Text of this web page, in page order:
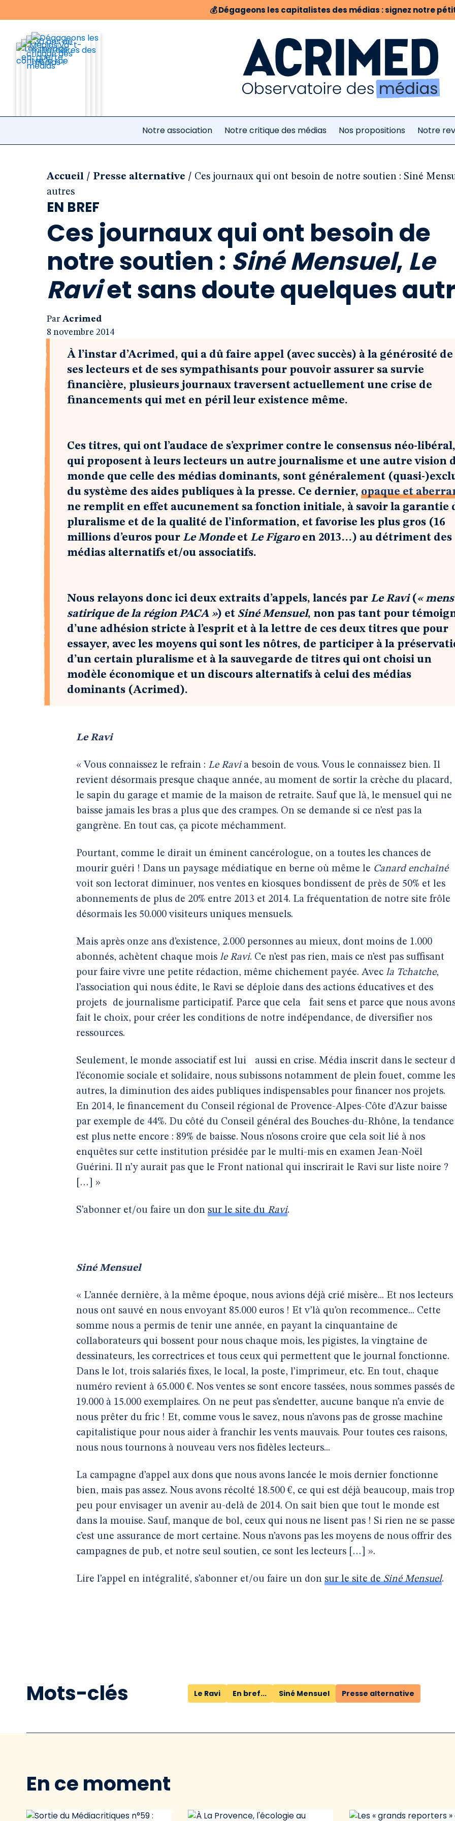
💰Dégageons les capitalistes des médias : signez notre
Notre association Notre critique des médias Nos propositions Notre
Accueil / Presse alternative / Ces journaux qui ont besoin de notre soutien : Siné
autres
EN BREF
Ces journaux qui ont besoin de
notre soutien : Siné Mensuel, Le
Raviet sans doute quelques
Par Acrimed
8 novembre 2014
À l’instar d’Acrimed, qui a dû faire appel (avec succès) à la générosité de
ses lecteurs et de ses sympathisants pour pouvoir assurer sa survie
financière, plusieurs journaux traversent actuellement une crise de
financements qui met en péril leur existence même.
Ces titres, qui ont l’audace de s’exprimer contre le consensus néo-
qui proposent à leurs lecteurs un autre journalisme et une autre vision
monde que celle des médias dominants, sont généralement (quasi-
du système des aides publiques à la presse. Ce dernier, opaque et
ne remplit en effet aucunement sa fonction initiale, à savoir la garantie
pluralisme et de la qualité de l’information, et favorise les plus gros (16
millions d’euros pour Le Mondeet Le Figaroen 2013…) au détriment des
médias alternatifs et/ou associatifs.
Nous relayons donc ici deux extraits d’appels, lancés par Le Ravi(«
satirique de la région PACA ») et Siné Mensuel, non pas tant pour
d’une adhésion stricte à l’esprit et à la lettre de ces deux titres que pour
essayer, avec les moyens qui sont les nôtres, de participer à la
d’un certain pluralisme et à la sauvegarde de titres qui ont choisi un
modèle économique et un discours alternatifs à celui des médias
dominants (Acrimed).
Le Ravi
« Vous connaissez le refrain : Le Ravia besoin de vous. Vous le connaissez bien. Il
revient désormais presque chaque année, au moment de sortir la crèche du placard,
le sapin du garage et mamie de la maison de retraite. Sauf que là, le mensuel qui ne
baisse jamais les bras a plus que des crampes. On se demande si ce n’est pas la
gangrène. En tout cas, ça picote méchamment.
Pourtant, comme le dirait un éminent cancérologue, on a toutes les chances de
mourir guéri ! Dans un paysage médiatique en berne où même le Canard enchaîné
voit son lectorat diminuer, nos ventes en kiosques bondissent de près de 50% et les
abonnements de plus de 20% entre 2013 et 2014. La fréquentation de notre site frôle
désormais les 50.000 visiteurs uniques mensuels.
Mais après onze ans d’existence, 2.000 personnes au mieux, dont moins de 1.000
abonnés, achètent chaque mois le Ravi. Ce n’est pas rien, mais ce n’est pas suffisant
pour faire vivre une petite rédaction, même chichement payée. Avec la Tchatche,
l’association qui nous édite, le Ravi se déploie dans des actions éducatives et des
projets de journalisme participatif. Parce que cela fait sens et parce que nous
fait le choix, pour créer les conditions de notre indépendance, de diversifier nos
ressources.
Seulement, le monde associatif est lui aussi en crise. Média inscrit dans le secteur
l’économie sociale et solidaire, nous subissons notamment de plein fouet, comme les
autres, la diminution des aides publiques indispensables pour financer nos projets.
En 2014, le financement du Conseil régional de Provence-Alpes-Côte d’Azur baisse
par exemple de 44%. Du côté du Conseil général des Bouches-du-Rhône, la tendance
est plus nette encore : 89% de baisse. Nous n’osons croire que cela soit lié à nos
enquêtes sur cette institution présidée par le multi-mis en examen Jean-Noël
Guérini. Il n’y aurait pas que le Front national qui inscrirait le Ravi sur liste noire ?
[…] »
S’abonner et/ou faire un don sur le site duRavi.
Siné Mensuel
« L’année dernière, à la même époque, nous avions déjà crié misère... Et nos lecteurs
nous ont sauvé en nous envoyant 85.000 euros ! Et v’là qu’on recommence... Cette
somme nous a permis de tenir une année, en payant la cinquantaine de
collaborateurs qui bossent pour nous chaque mois, les pigistes, la vingtaine de
dessinateurs, les correctrices et tous ceux qui permettent que le journal fonctionne.
Dans le lot, trois salariés fixes, le local, la poste, l’imprimeur, etc. En tout, chaque
numéro revient à 65.000 €. Nos ventes se sont encore tassées, nous sommes passés de
19.000 à 15.000 exemplaires. On ne peut pas s’endetter, aucune banque n’a envie de
nous prêter du fric ! Et, comme vous le savez, nous n’avons pas de grosse machine
capitalistique pour nous aider à franchir les vents mauvais. Pour toutes ces raisons,
nous nous tournons à nouveau vers nos fidèles lecteurs...
La campagne d’appel aux dons que nous avons lancée le mois dernier fonctionne
bien, mais pas assez. Nous avons récolté 18.500 €, ce qui est déjà beaucoup, mais trop
peu pour envisager un avenir au-delà de 2014. On sait bien que tout le monde est
dans la mouise. Sauf, manque de bol, ceux qui nous ne lisent pas ! Si rien ne se
c’est une assurance de mort certaine. Nous n’avons pas les moyens de nous offrir des
campagnes de pub, et notre seul soutien, ce sont les lecteurs […] ».
Lire l’appel en intégralité, s’abonner et/ou faire un don sur le site deSiné Mensuel.
Mots-clés Le Ravi En bref... Siné Mensuel Presse alternative
En ce moment